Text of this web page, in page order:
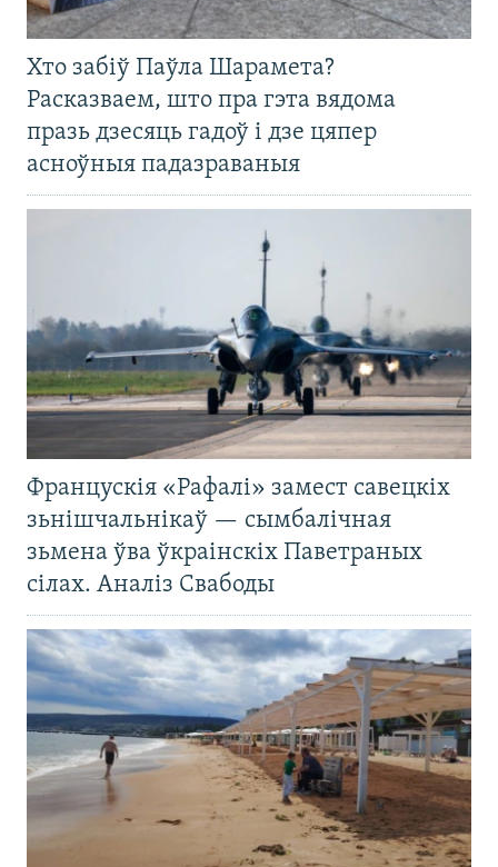
Хто забіў Паўла Шарамета?
Расказваем, што пра гэта вядома
празь дзесяць гадоў і дзе цяпер
асноўныя падазраваныя
Францускія «Рафалі» замест савецкіх
зьнішчальнікаў — сымбалічная
зьмена ўва ўкраінскіх Паветраных
сілах. Аналіз Свабоды